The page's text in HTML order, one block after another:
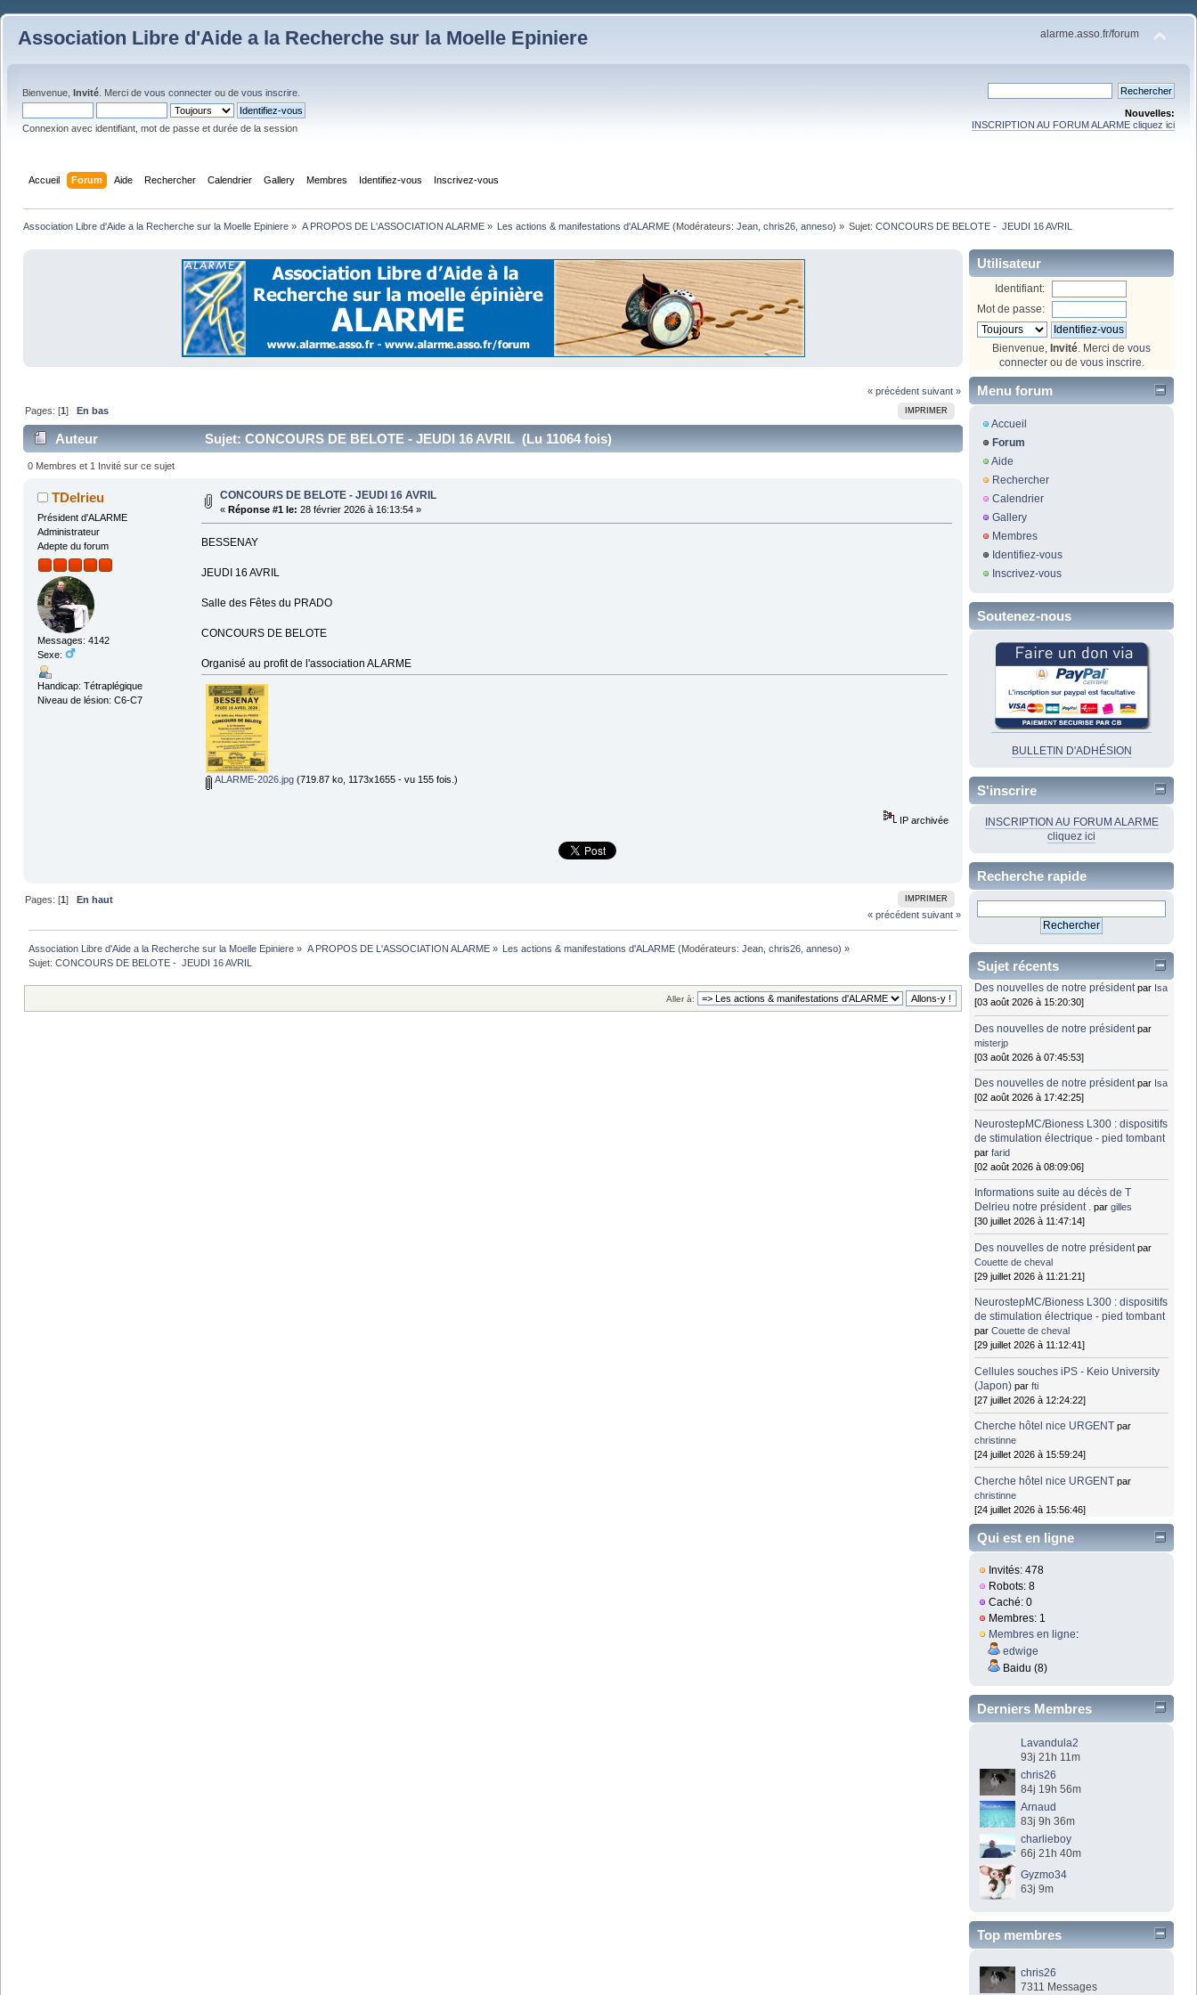
Association Libre d'Aide a la Recherche sur la Moelle Epiniere alarme.asso.fr/forum
Bienvenue, Invité . Merci de vous connecter ou de vous inscrire
Connexion avec identifiant, mot de passe et durée de la session
Nouvelles:
INSCRIPTION AU FORUM ALARME cliquez ici
Accueil Forum Aide Rechercher Calendrier Gallery Membres Identifiez-vous Inscrivez-vous
Association Libre d'Aide a la Recherche sur la Moelle Epiniere » A PROPOS DE L'ASSOCIATION ALARME» Les actions & manifestations d'ALARME(Modérateurs: Jean, chris26, anneso) » Sujet:CONCOURS DE BELOTE -  JEUDI 16 AVRIL
« précédent suivant »
IMPRIMER
Pages: [1] En bas
Auteur Sujet: CONCOURS DE BELOTE - JEUDI 16 AVRIL (Lu 11064 fois)
0 Membres et 1 Invité sur ce sujet
TDelrieu
Président d'ALARME
Administrateur
Adepte du forum
Messages: 4142
Sexe:
Handicap: Tétraplégique
Niveau de lésion: C6-C7
CONCOURS DE BELOTE - JEUDI 16 AVRIL
« Réponse #1 le: 28 février 2026 à 16:13:54 »
BESSENAY
JEUDI 16 AVRIL
Salle des Fêtes du PRADO
CONCOURS DE BELOTE
Organisé au profit de l'association ALARME
ALARME-2026.jpg(719.87 ko, 1173x1655 - vu 155 fois.)
IP archivée
IMPRIMER
Pages: [1]En haut
« précédent suivant »
Association Libre d'Aide a la Recherche sur la Moelle Epiniere » A PROPOS DE L'ASSOCIATION ALARME» Les actions & manifestations d'ALARME(Modérateurs: Jean, chris26, anneso) »
Sujet:CONCOURS DE BELOTE -  JEUDI 16 AVRIL
Aller à:
Utilisateur
Identifiant:
Mot de passe:
Bienvenue, Invité . Merci de vous
connecterou de vous inscrire
Menu forum
Accueil
Forum
Aide
Rechercher
Calendrier
Gallery
Membres
Identifiez-vous
Inscrivez-vous
Soutenez-nous
BULLETIN D'ADHÉSION
S'inscrire
INSCRIPTION AU FORUM ALARME
cliquez ici
Recherche rapide
Sujet récents
Des nouvelles de notre président par Isa
[03 août 2026 à 15:20:30]
Des nouvelles de notre président par
misterjp
[03 août 2026 à 07:45:53]
Des nouvelles de notre président par Isa
[02 août 2026 à 17:42:25]
NeurostepMC/Bioness L300 : dispositifs
de stimulation électrique - pied tombant
parfarid
[02 août 2026 à 08:09:06]
Informations suite au décès de T
Delrieu notre président . pargilles
[30 juillet 2026 à 11:47:14]
Des nouvelles de notre président par
Couette de cheval
[29 juillet 2026 à 11:21:21]
NeurostepMC/Bioness L300 : dispositifs
de stimulation électrique - pied tombant
parCouette de cheval
[29 juillet 2026 à 11:12:41]
Cellules souches iPS - Keio University
(Japon) parfti
[27 juillet 2026 à 12:24:22]
Cherche hôtel nice URGENT par
christinne
[24 juillet 2026 à 15:59:24]
Cherche hôtel nice URGENT par
christinne
[24 juillet 2026 à 15:56:46]
Qui est en ligne
Invités: 478
Robots: 8
Caché: 0
Membres: 1
Membres en ligne:
edwige
Baidu (8)
Derniers Membres
Lavandula2
93j 21h 11m
chris26
84j 19h 56m
Arnaud
83j 9h 36m
charlieboy
66j 21h 40m
Gyzmo34
63j 9m
Top membres
chris26
7311 Messages